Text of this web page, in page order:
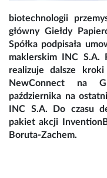
biotechnologii
główny Giełdy
Spółka podpisała
maklerskim INC S.A.
realizuje dalsze
NewConnect na
października na
INC S.A. Do czasu
pakiet akcji
Boruta-Zachem.